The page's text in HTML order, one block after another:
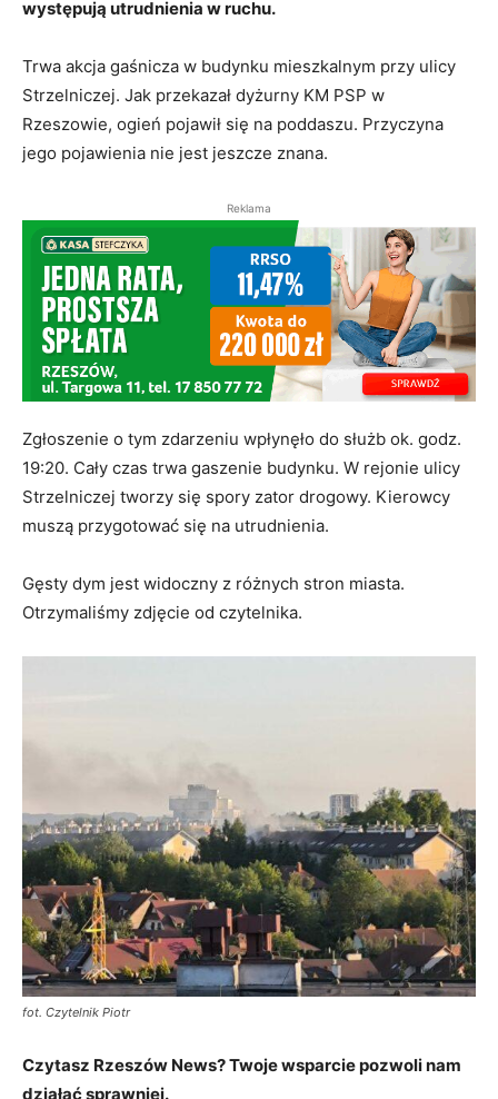
występują utrudnienia w ruchu.
Trwa akcja gaśnicza w budynku mieszkalnym przy ulicy
Strzelniczej. Jak przekazał dyżurny KM PSP w
Rzeszowie, ogień pojawił się na poddaszu. Przyczyna
jego pojawienia nie jest jeszcze znana.
Reklama
Zgłoszenie o tym zdarzeniu wpłynęło do służb ok. godz.
19:20. Cały czas trwa gaszenie budynku. W rejonie ulicy
Strzelniczej tworzy się spory zator drogowy. Kierowcy
muszą przygotować się na utrudnienia.
Gęsty dym jest widoczny z różnych stron miasta.
Otrzymaliśmy zdjęcie od czytelnika.
fot. Czytelnik Piotr
Czytasz Rzeszów News? Twoje wsparcie pozwoli nam
działać sprawniej.